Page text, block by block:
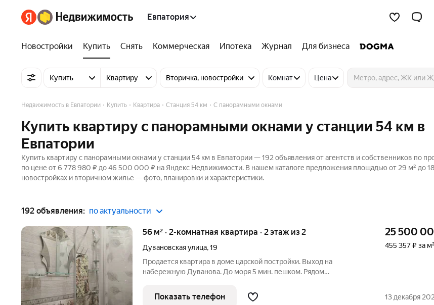
Евпатория
Новостройки Купить Снять Коммерческая Ипотека Журнал Для бизнеса
Купить Квартиру Вторичка, новостройки Комнат Цена
Недвижимость в Евпатории Купить Квартира Станция 54 км С панорамными окнами
Купить квартиру с панорамными окнами у станции 54 км в
Евпатории
Купить квартиру с панорамными окнами у станции 54 км в Евпатории — 192 объявления от агентств и собственников по
по цене от 6 778 980 ₽ до 46 500 000 ₽ на Яндекс Недвижимости. В нашем каталоге предложения площадью от 29 м² до
новостройках и вторичном жилье — фото, планировки и характеристики.
192 объявления: по актуальности
56 м² · 2-комнатная квартира · 2 этаж из 2
Дувановская улица,19
Продается квартира в доме царской постройки. Выход на
набережную Дуванова. До моря 5 мин. пешком. Рядом
квартире сделан ремонт, потолки высотой 4,3метров, толстые
стены из экологически
25 500
455 357 ₽ за м²
Показать телефон 13 декабря